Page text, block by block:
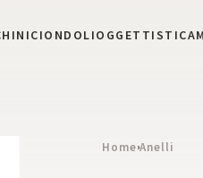
CIONDOLIOGGETTISTICA
Home›Anelli